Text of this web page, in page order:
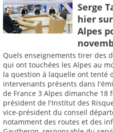
Serge
hier
Alpes
Quels enseignements tirer des
qui ont touchées les Alpes au
la question à laquelle ont tenté
intervenants présents dans
de France 3 Alpes dimanche 18
président de l'Institut des
vice-président du conseil
notamment des routes et des